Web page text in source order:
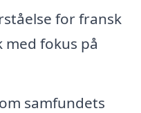
for fransk
fokus på
samfundets